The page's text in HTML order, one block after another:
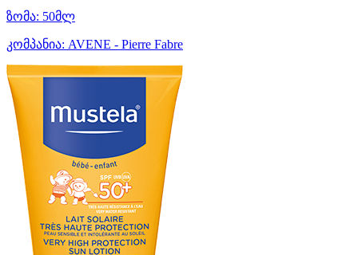
ზომა: 50მლ
კომპანია: AVENE - Pierre Fabre